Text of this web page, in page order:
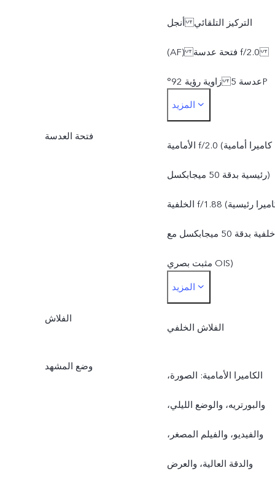
أنجل التركيز التلقائي
(AF) فتحة عدسة f/2.0
زاوية رؤية 92° عدسة 5P
الكاميرا الخلفية الكاميرا
الرئيسية: 50 ميجابكسل
مثبت بصري (OIS) فتحة
عدسة f/1.88 زاوية رؤية
84° عدسة 6P
ميجابكسل التركيز التلقائي
5P
المزيد
فتحة العدسة
الأمامية f/2.0 (كاميرا أمامية
رئيسية بدقة 50 ميجابكسل)
الخلفية f/1.88 (كاميرا رئيسية
خلفية بدقة 50 ميجابكسل مع
مثبت بصري OIS)
الخلفية f/2.0 (كاميرا خلفية
المزيد
الفلاش
الفلاش الخلفي
وضع المشهد
الكاميرا الأمامية: الصورة،
والبورتريه، والوضع الليلي،
والفيديو، والفيلم المصغر،
والدقة العالية، والعرض